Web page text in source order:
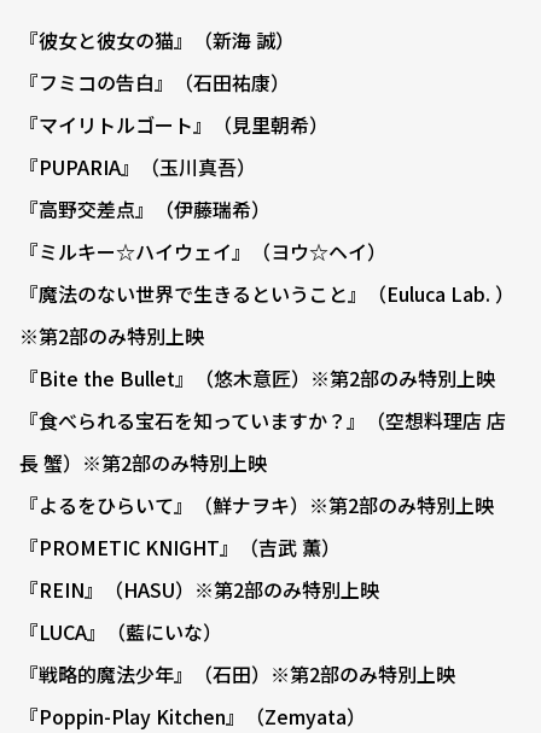
『彼女と彼女の猫』（新海 誠）
『フミコの告白』（石田祐康）
『マイリトルゴート』（見里朝希）
『PUPARIA』（玉川真吾）
『高野交差点』（伊藤瑞希）
『ミルキー☆ハイウェイ』（ヨウ☆ヘイ）
『魔法のない世界で生きるということ』（Euluca Lab. ）
※第2部のみ特別上映
『Bite the Bullet』（悠木意匠）※第2部のみ特別上映
『食べられる宝石を知っていますか？』（空想料理店 店
長 蟹）※第2部のみ特別上映
『よるをひらいて』（鮮ナヲキ）※第2部のみ特別上映
『PROMETIC KNIGHT』（吉武 薫）
『REIN』（HASU）※第2部のみ特別上映
『LUCA』（藍にいな）
『戦略的魔法少年』（石田）※第2部のみ特別上映
『Poppin-Play Kitchen』（Zemyata）